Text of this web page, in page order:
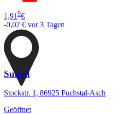
1,91 9€
-0,02 € vor 3 Tagen
Sunoil
Stockstr. 1, 86925 Fuchstal-Asch
Geöffnet